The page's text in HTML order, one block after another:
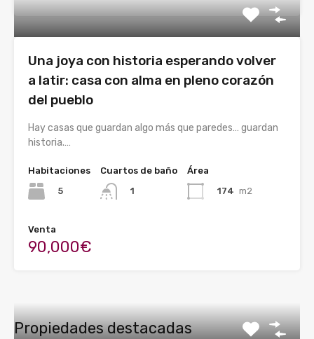
Una joya con historia esperando volver
a latir: casa con alma en pleno corazón
del pueblo
Hay casas que guardan algo más que paredes… guardan
historia.…
Habitaciones
5
Cuartos de baño
1
Área
174 m2
Venta
90,000€
Propiedades destacadas